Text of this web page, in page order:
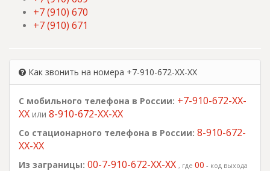
+7 (910) 670
+7 (910) 671
Как звонить на номера +7-910-672-XX-XX
С мобильного телефона в России: +7-910-672-XX-
XX или 8-910-672-XX-XX
Со стационарного телефона в России: 8-910-672-
XX-XX
Из заграницы: 00-7-910-672-XX-XX , где 00 - код выхода